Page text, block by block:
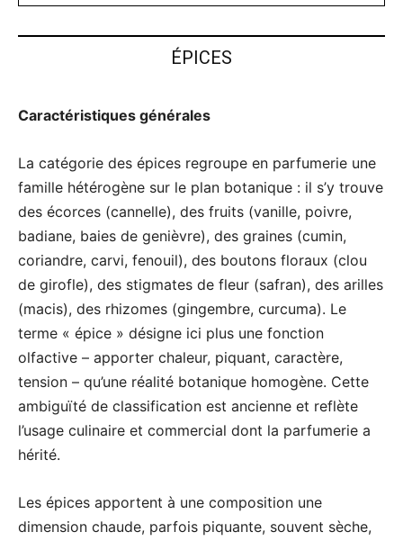
ÉPICES
Caractéristiques générales
La catégorie des épices regroupe en parfumerie une
famille hétérogène sur le plan botanique : il s’y trouve
des écorces (cannelle), des fruits (vanille, poivre,
badiane, baies de genièvre), des graines (cumin,
coriandre, carvi, fenouil), des boutons floraux (clou
de girofle), des stigmates de fleur (safran), des arilles
(macis), des rhizomes (gingembre, curcuma). Le
terme « épice » désigne ici plus une fonction
olfactive – apporter chaleur, piquant, caractère,
tension – qu’une réalité botanique homogène. Cette
ambiguïté de classification est ancienne et reflète
l’usage culinaire et commercial dont la parfumerie a
hérité.
Les épices apportent à une composition une
dimension chaude, parfois piquante, souvent sèche,